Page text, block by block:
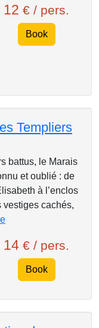
12 € / pers.
Book
Templiers
battus, le Marais
et oublié : de
à l’enclos
vestiges cachés,
14 € / pers.
Book